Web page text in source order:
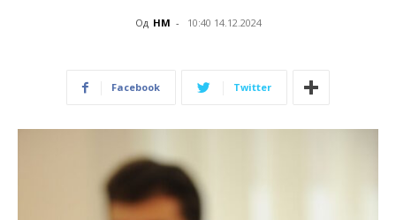
Од НМ - 10:40 14.12.2024
Facebook Twitter